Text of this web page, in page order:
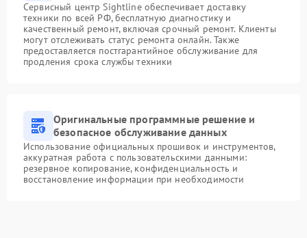
Сервисный центр Sightline обеспечивает доставку
техники по всей РФ, бесплатную диагностику и
качественный ремонт, включая срочный ремонт. Клиенты
могут отслеживать статус ремонта онлайн. Также
предоставляется постгарантийное обслуживание для
продления срока службы техники
Оригинальные программные решение и
безопасное обслуживание данных
Использование официальных прошивок и инструментов,
аккуратная работа с пользовательскими данными:
резервное копирование, конфиденциальность и
восстановление информации при необходимости